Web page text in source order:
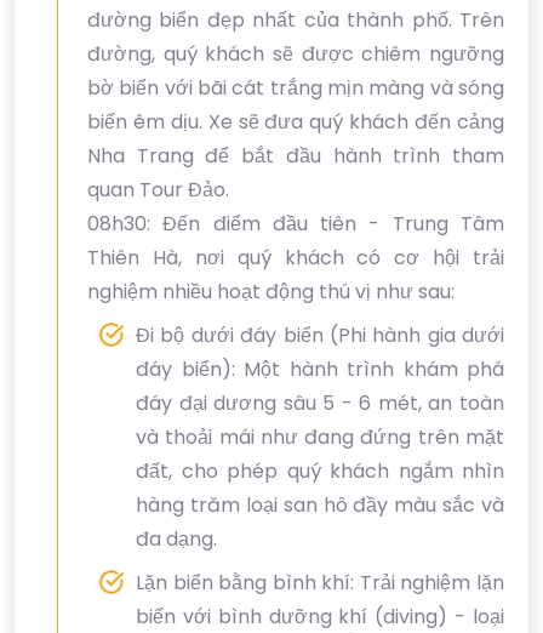
đường biển đẹp nhất của thành phố. Trên
đường, quý khách sẽ được chiêm ngưỡng
bờ biển với bãi cát trắng mịn màng và sóng
biển êm dịu. Xe sẽ đưa quý khách đến cảng
Nha Trang để bắt đầu hành trình tham
quan Tour Đảo.
08h30: Đến điểm đầu tiên - Trung Tâm
Thiên Hà, nơi quý khách có cơ hội trải
nghiệm nhiều hoạt động thú vị như sau:
Đi bộ dưới đáy biển (Phi hành gia dưới
đáy biển): Một hành trình khám phá
đáy đại dương sâu 5 - 6 mét, an toàn
và thoải mái như đang đứng trên mặt
đất, cho phép quý khách ngắm nhìn
hàng trăm loại san hô đầy màu sắc và
đa dạng.
Lặn biển bằng bình khí: Trải nghiệm lặn
biển với bình dưỡng khí (diving) - loại